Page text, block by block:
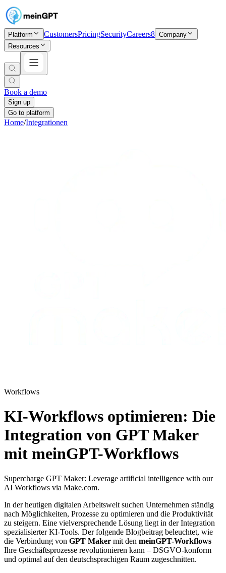
Platform CustomersPricingSecurityCareers8 Company
Resources
Book a demo
Sign up
Go to platform
Home/Integrationen
Workflows
KI-Workflows optimieren: Die
Integration von GPT Maker
mit meinGPT-Workflows
Supercharge GPT Maker: Leverage artificial intelligence with our
AI Workflows via Make.com.
In der heutigen digitalen Arbeitswelt suchen Unternehmen ständig
nach Möglichkeiten, Prozesse zu optimieren und die Produktivität
zu steigern. Eine vielversprechende Lösung liegt in der Integration
spezialisierter KI-Tools. Der folgende Blogbeitrag beleuchtet, wie
die Verbindung von GPT Maker mit den meinGPT-Workflows
Ihre Geschäftsprozesse revolutionieren kann – DSGVO-konform
und optimal auf den deutschsprachigen Raum zugeschnitten.